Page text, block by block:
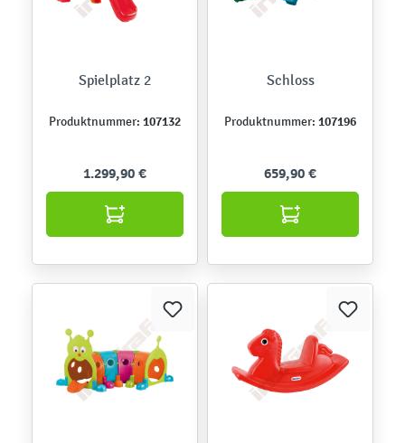
Spielplatz 2
Produktnummer: 107132
1.299,90 €
Schloss
Produktnummer: 107196
659,90 €